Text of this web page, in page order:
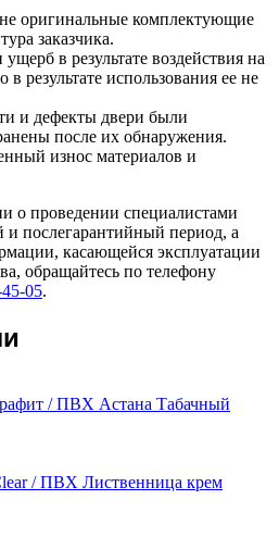
оригинальные комплектующие
заказчика.
в результате воздействия на
в результате использования ее не
и дефекты двери были
после их обнаружения.
износ материалов и
о проведении специалистами
и послегарантийный период, а
касающейся эксплуатации
обращайтесь по телефону
05.
/ ПВХ Астана Табачный
/ ПВХ Лиственница крем